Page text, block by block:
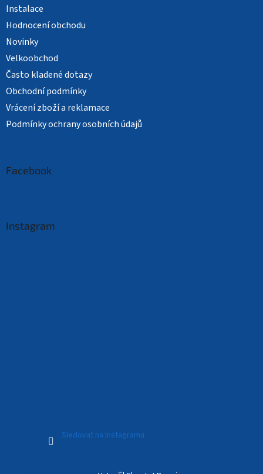
Instalace
Hodnocení obchodu
Novinky
Velkoobchod
Často kladené dotazy
Obchodní podmínky
Vrácení zboží a reklamace
Podmínky ochrany osobních údajů
Facebook
Instagram
Sledovat na Instagramu